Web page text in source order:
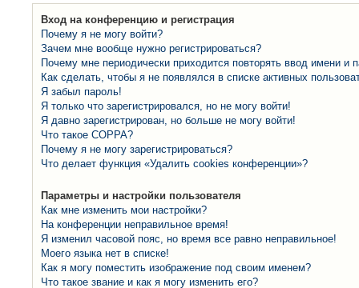
Вход на конференцию и регистрация
Почему я не могу войти?
Зачем мне вообще нужно регистрироваться?
Почему мне периодически приходится повторять ввод имени и
Как сделать, чтобы я не появлялся в списке активных
Я забыл пароль!
Я только что зарегистрировался, но не могу войти!
Я давно зарегистрирован, но больше не могу войти!
Что такое COPPA?
Почему я не могу зарегистрироваться?
Что делает функция «Удалить cookies конференции»?
Параметры и настройки пользователя
Как мне изменить мои настройки?
На конференции неправильное время!
Я изменил часовой пояс, но время все равно неправильное!
Моего языка нет в списке!
Как я могу поместить изображение под своим именем?
Что такое звание и как я могу изменить его?